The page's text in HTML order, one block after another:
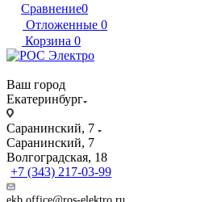
Сравнение0
Отложенные 0
Корзина 0
Ваш город
Екатеринбург
Саранинский, 7
Саранинский, 7
Волгоградская, 18
+7 (343) 217-03-99